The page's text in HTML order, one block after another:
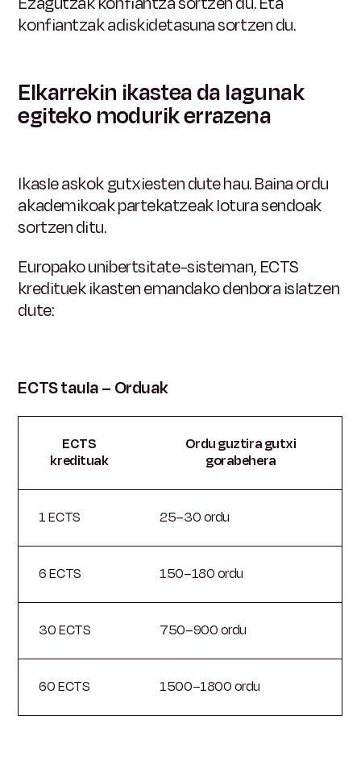
konfiantzak adiskidetasuna sortzen du.
Elkarrekin ikastea da lagunak
egiteko modurik errazena
Ikasle askok gutxiesten dute hau. Baina ordu
akademikoak partekatzeak lotura sendoak
sortzen ditu.
Europako unibertsitate-sisteman, ECTS
kredituek ikasten emandako denbora islatzen
dute:
ECTS taula – Orduak
ECTS
kredituak
Ordu guztira gutxi
gorabehera
1 ECTS 25–30 ordu
6 ECTS 150–180 ordu
30 ECTS 750–900 ordu
60 ECTS 1500–1800 ordu